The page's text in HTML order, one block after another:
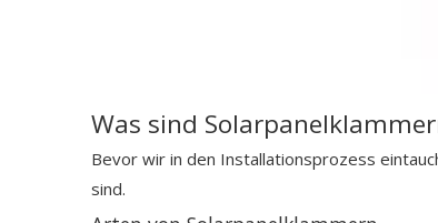
Was sind
Bevor wir in den Installationsprozess
sind.